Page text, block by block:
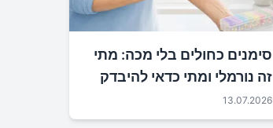
סימנים כחולים בלי מכה: מתי
זה נורמלי ומתי כדאי להיבדק
13.07.2026